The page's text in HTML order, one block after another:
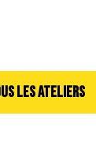
LES ATELIERS